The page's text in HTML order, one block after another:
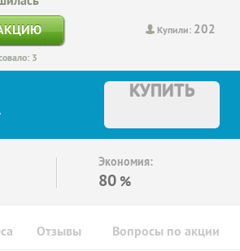
Купили: 202
3
КУПИТЬ
Экономия:
80 %
Отзывы Вопросы по акции